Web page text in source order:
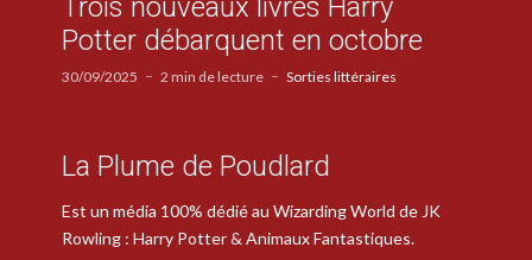
Trois nouveaux livres Harry
Potter débarquent en octobre
30/09/2025 2 min de lecture Sorties littéraires
La Plume de Poudlard
Est un média 100% dédié au Wizarding World de JK
Rowling : Harry Potter & Animaux Fantastiques.